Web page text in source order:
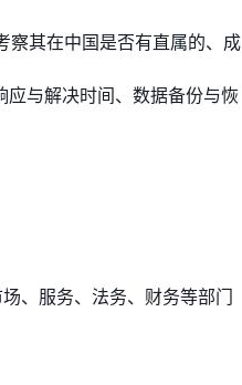
察其在中国是否有直属的、成
应与解决时间、数据备份与恢
、服务、法务、财务等部门